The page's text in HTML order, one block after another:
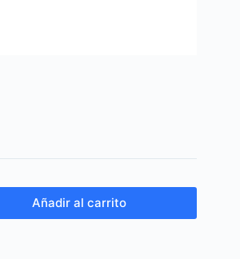
Añadir al carrito